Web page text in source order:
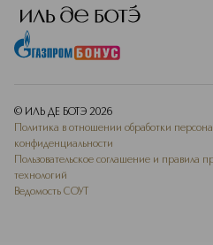
© ИЛЬ ДЕ БОТЭ 2026
Политика в отношении обработки
конфиденциальности
Пользовательское соглашение и
технологий
Ведомость СОУТ